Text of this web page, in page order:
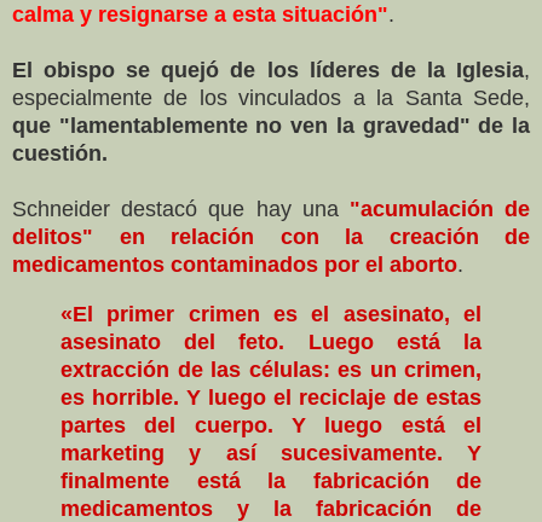
calma y resignarse a esta situación".
El obispo se quejó de los líderes de la Iglesia,
especialmente de los vinculados a la Santa Sede,
que "lamentablemente no ven la gravedad" de la
cuestión.
Schneider destacó que hay una "acumulación de
delitos" en relación con la
creación de
medicamentos contaminados por el aborto.
«El primer crimen es el asesinato, el
asesinato del feto. Luego está la
extracción de las células: es un crimen,
es horrible. Y luego el reciclaje de estas
partes del cuerpo. Y luego está el
marketing y así sucesivamente. Y
finalmente está la fabricación de
medicamentos y la fabricación de